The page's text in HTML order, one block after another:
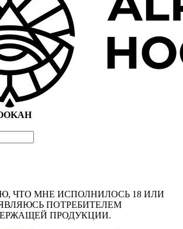
ЧТО МНЕ ИСПОЛНИЛОСЬ 18 ИЛИ
ПОТРЕБИТЕЛЕМ
ПРОДУКЦИИ.